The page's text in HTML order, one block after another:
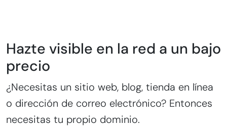
Hazte visible en la red a un bajo
precio
¿Necesitas un sitio web, blog, tienda en línea
o dirección de correo electrónico? Entonces
necesitas tu propio dominio.